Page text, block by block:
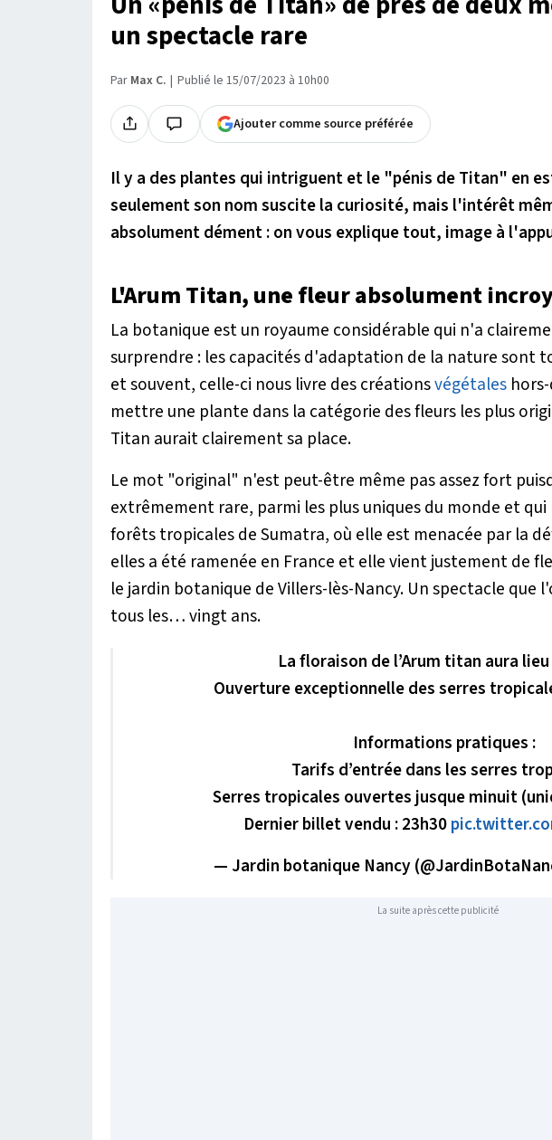
un spectacle rare
Par Max C. Publié le 15/07/2023 à 10h00
Ajouter comme source préférée
Il y a des plantes qui intriguent et le "pénis de Titan" en
seulement son nom suscite la curiosité, mais l'intérêt
absolument dément : on vous explique tout, image à
L'Arum Titan, une fleur absolument
La botanique est un royaume considérable qui n'a
surprendre : les capacités d'adaptation de la nature sont
et souvent, celle-ci nous livre des créationsvégétales
mettre une plante dans la catégorie des fleurs les plus
Titan aurait clairement sa place.
Le mot "original" n'est peut-être même pas assez fort
extrêmement rare, parmi les plus uniques du monde et
forêts tropicales de Sumatra, où elle est menacée par la
elles a été ramenée en France et elle vient justement de
le jardin botanique de Villers-lès-Nancy. Un spectacle que
tous les… vingt ans.
La floraison de l’Arum titan aura
Ouverture exceptionnelle des serres
Informations pratiques :
Tarifs d’entrée dans les serres
Serres tropicales ouvertes jusque minuit
Dernier billet vendu : 23h30
— Jardin botanique Nancy
La suite après cette publicité